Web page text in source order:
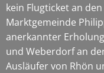
kein Flugticket an
Marktgemeinde
anerkannter
und Weberdorf an
Ausläufer von Rhön